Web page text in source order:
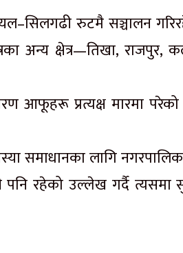
रुटमै सञ्चालन
अन्य क्षेत्र—तिखा, राजपुर,
आफूहरू प्रत्यक्ष मारमा
समाधानका लागि
रहेको उल्लेख गर्दै त्यसमा